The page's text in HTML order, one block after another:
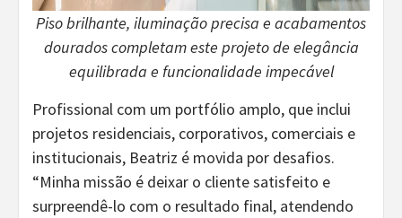
Piso brilhante, iluminação precisa e acabamentos
dourados completam este projeto de elegância
equilibrada e funcionalidade impecável
Profissional com um portfólio amplo, que inclui
projetos residenciais, corporativos, comerciais e
institucionais, Beatriz é movida por desafios.
“Minha missão é deixar o cliente satisfeito e
surpreendê-lo com o resultado final, atendendo